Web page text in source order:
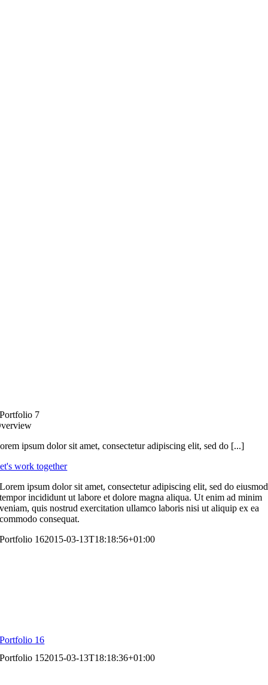
Portfolio 7
ipsum dolor sit amet, consectetur adipiscing elit, sed do [...]
work together
Lorem ipsum dolor sit amet, consectetur adipiscing elit, sed do eiusmod
tempor incididunt ut labore et dolore magna aliqua. Ut enim ad minim
veniam, quis nostrud exercitation ullamco laboris nisi ut aliquip ex ea
commodo consequat.
Portfolio 162015-03-13T18:18:56+01:00
Portfolio 16
Portfolio 152015-03-13T18:18:36+01:00